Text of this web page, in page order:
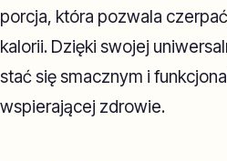
porcja, która pozwala
kalorii. Dzięki swojej
stać się smacznym i
wspierającej zdrowie.